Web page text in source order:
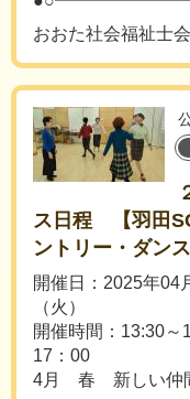
おおた社会福祉士会
ス日程 【羽田
ントリー・ダン
開催日：2025年04
（火）
開催時間：13:30
17：00
4月 春 新しい仲